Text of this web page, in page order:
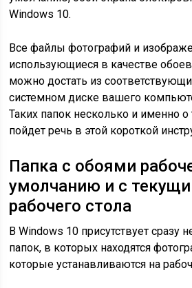
Windows 10.
Все файлы фотографий и
использующиеся в качестве
можно достать из
системном диске вашего
Таких папок несколько и именно о
пойдет речь в этой короткой
Папка с обоями
умолчанию и с
рабочего стола
В Windows 10 присутствует сразу
папок, в которых находятся
которые устанавливаются на